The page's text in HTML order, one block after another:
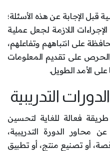
الإجابة عن هذه الأسئلة؛
اللازمة لجعل عملية
على انتباههم وتفاعلهم،
على تقديم المعلومات
الأمد الطويل.
التدريبية
فعالة للغاية لتحسين
محاور الدورة التدريبية،
أو تصنيع منتج، أو تطبيق